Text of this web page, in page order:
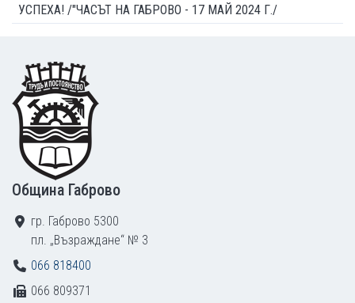
УСПЕХА! /"ЧАСЪТ НА ГАБРОВО - 17 МАЙ 2024 Г./
Footer
Община Габрово
гр. Габрово 5300
пл. „Възраждане“ № 3
066 818400
066 809371